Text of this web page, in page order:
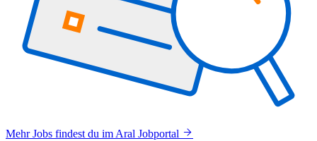
Mehr Jobs findest du im Aral Jobportal